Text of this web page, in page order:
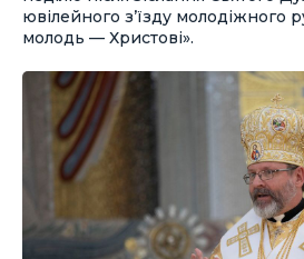
ювілейного з’їзду молодіжного
молодь — Христові».